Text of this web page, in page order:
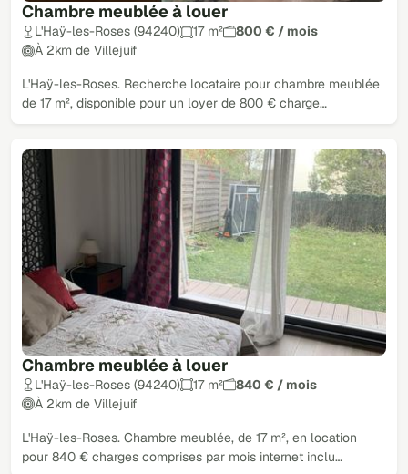
Chambre meublée à louer
L'Haÿ-les-Roses (94240) 17 m²
800 € / mois
À 2km de Villejuif
L'Haÿ-les-Roses. Recherche locataire pour chambre meublée
de 17 m², disponible pour un loyer de 800 € charge…
Chambre meublée à louer
L'Haÿ-les-Roses (94240) 17 m²
840 € / mois
À 2km de Villejuif
L'Haÿ-les-Roses. Chambre meublée, de 17 m², en location
pour 840 € charges comprises par mois internet inclu…